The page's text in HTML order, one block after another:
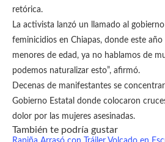
retórica.
La activista lanzó un llamado al
feminicidios en Chiapas, donde este
menores de edad, ya no hablamos de
podemos naturalizar esto”, afirmó.
Decenas de manifestantes se
Gobierno Estatal donde colocaron
dolor por las mujeres asesinadas.
También te podría gustar